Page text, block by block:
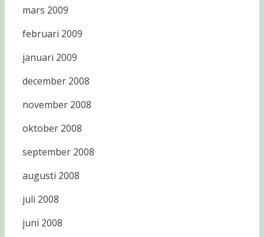
mars 2009
februari 2009
januari 2009
december 2008
november 2008
oktober 2008
september 2008
augusti 2008
juli 2008
juni 2008